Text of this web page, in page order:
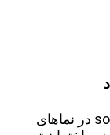
کاربرد چوب های ترمو گونه های hard یا soft در نماهای